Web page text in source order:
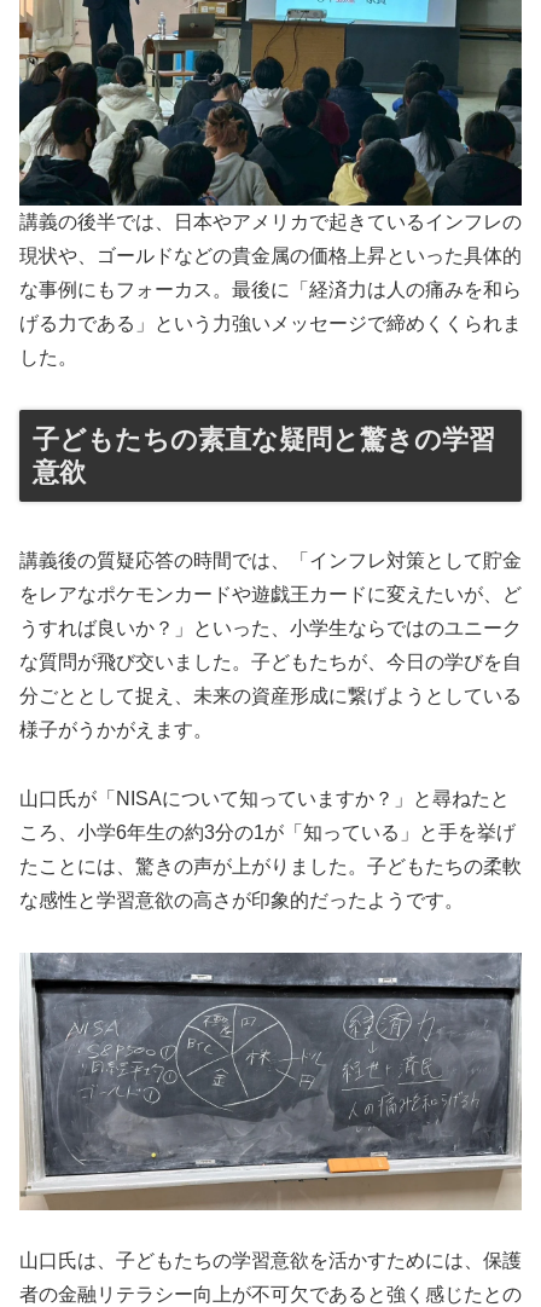
講義の後半では、日本やアメリカで起きているインフレの
現状や、ゴールドなどの貴金属の価格上昇といった具体的
な事例にもフォーカス。最後に「経済力は人の痛みを和ら
げる力である」という力強いメッセージで締めくくられま
した。
子どもたちの素直な疑問と驚きの学習
意欲
講義後の質疑応答の時間では、「インフレ対策として貯金
をレアなポケモンカードや遊戯王カードに変えたいが、ど
うすれば良いか？」といった、小学生ならではのユニーク
な質問が飛び交いました。子どもたちが、今日の学びを自
分ごととして捉え、未来の資産形成に繋げようとしている
様子がうかがえます。
山口氏が「NISAについて知っていますか？」と尋ねたと
ころ、小学6年生の約3分の1が「知っている」と手を挙げ
たことには、驚きの声が上がりました。子どもたちの柔軟
な感性と学習意欲の高さが印象的だったようです。
山口氏は、子どもたちの学習意欲を活かすためには、保護
者の金融リテラシー向上が不可欠であると強く感じたとの